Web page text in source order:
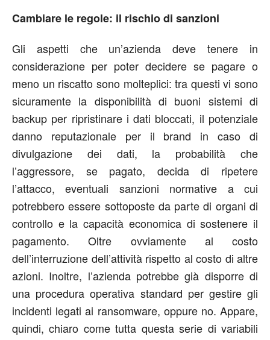
Cambiare le regole: il rischio di sanzioni
Gli aspetti che un’azienda deve tenere in
considerazione per poter decidere se pagare o
meno un riscatto sono molteplici: tra questi vi sono
sicuramente la disponibilità di buoni sistemi di
backup per ripristinare i dati bloccati, il potenziale
danno reputazionale per il brand in caso di
divulgazione dei dati, la probabilità che
l’aggressore, se pagato, decida di ripetere
l’attacco, eventuali sanzioni normative a cui
potrebbero essere sottoposte da parte di organi di
controllo e la capacità economica di sostenere il
pagamento. Oltre ovviamente al costo
dell’interruzione dell’attività rispetto al costo di altre
azioni. Inoltre, l’azienda potrebbe già disporre di
una procedura operativa standard per gestire gli
incidenti legati ai ransomware, oppure no. Appare,
quindi, chiaro come tutta questa serie di variabili